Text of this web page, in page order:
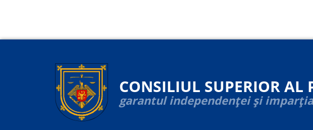
CONSILIUL SUPERIOR AL
garantul independenței și
principală